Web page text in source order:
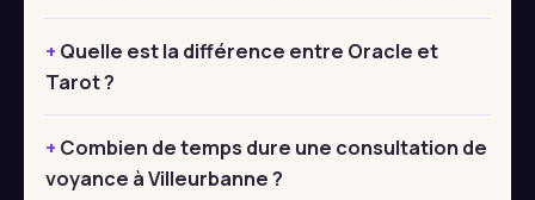
Quelle est la différence entre Oracle et
Tarot ?
Combien de temps dure une consultation de
voyance à Villeurbanne ?